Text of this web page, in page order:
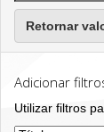
Retornar
Adicionar
Utilizar filtros